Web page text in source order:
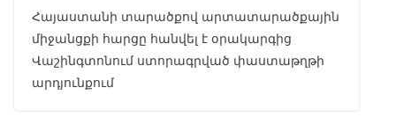
Հայաստանի տարածքով արտատարածքային
միջանցքի հարցը հանվել է օրակարգից
Վաշինգտոնում ստորագրված փաստաթղթի
արդյունքում